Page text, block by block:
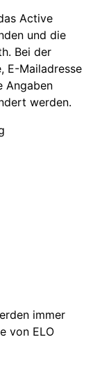
Active
und die
Bei der
E-Mailadresse
Angaben
werden.
immer
von ELO